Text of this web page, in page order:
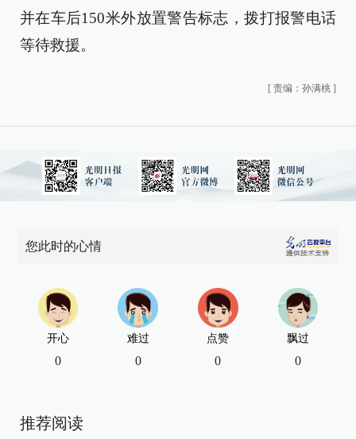
并在车后150米外放置警告标志，拨打报警电话
等待救援。
[ 责编：孙满桃 ]
您此时的心情
开心
0
难过
0
点赞
0
飘过
0
推荐阅读